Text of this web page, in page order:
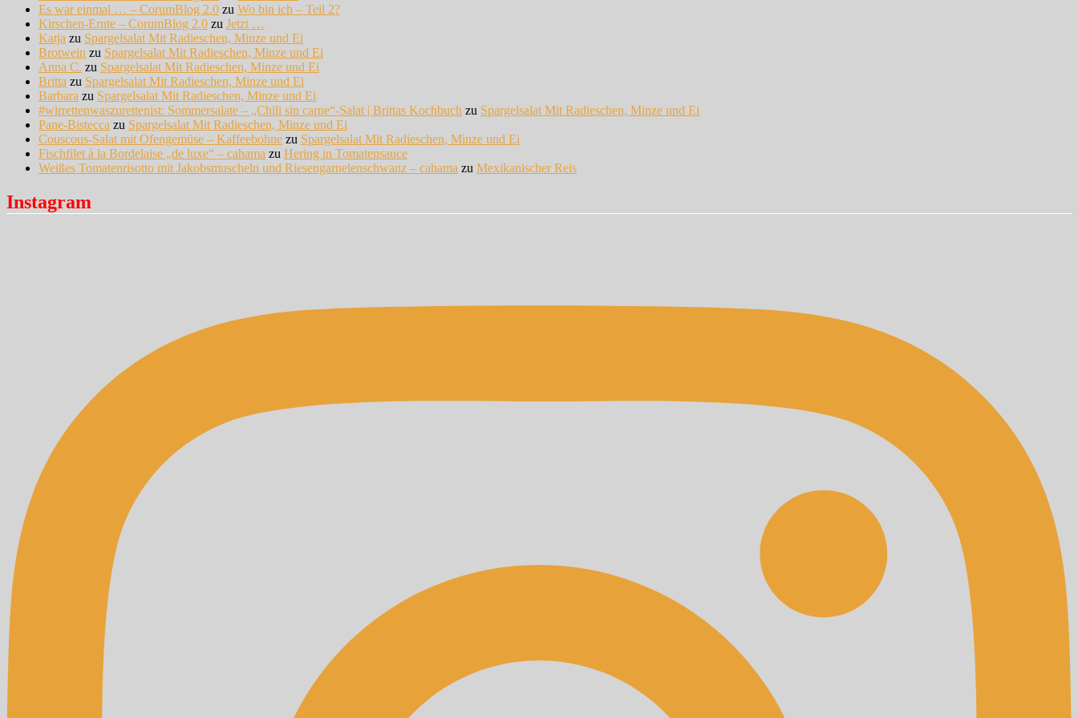
Es war einmal … – CorumBlog 2.0 zu Wo bin ich – Teil 2?
Kirschen-Ernte – CorumBlog 2.0 zu Jetzt …
Katja zu Spargelsalat Mit Radieschen, Minze und Ei
Brotwein zu Spargelsalat Mit Radieschen, Minze und Ei
Anna C. zu Spargelsalat Mit Radieschen, Minze und Ei
Britta zu Spargelsalat Mit Radieschen, Minze und Ei
Barbara zu Spargelsalat Mit Radieschen, Minze und Ei
#wirrettenwaszurettenist: Sommersalate – „Chili sin carne“-Salat | Brittas Kochbuch zu Spargelsalat Mit Radieschen, Minze und Ei
Pane-Bistecca zu Spargelsalat Mit Radieschen, Minze und Ei
Couscous-Salat mit Ofengemüse – Kaffeebohne zu Spargelsalat Mit Radieschen, Minze und Ei
Fischfilet à la Bordelaise „de luxe“ – cahama zu Hering in Tomatensauce
Weißes Tomatenrisotto mit Jakobsmuscheln und Riesengarnelenschwanz – cahama zu Mexikanischer Reis
Instagram